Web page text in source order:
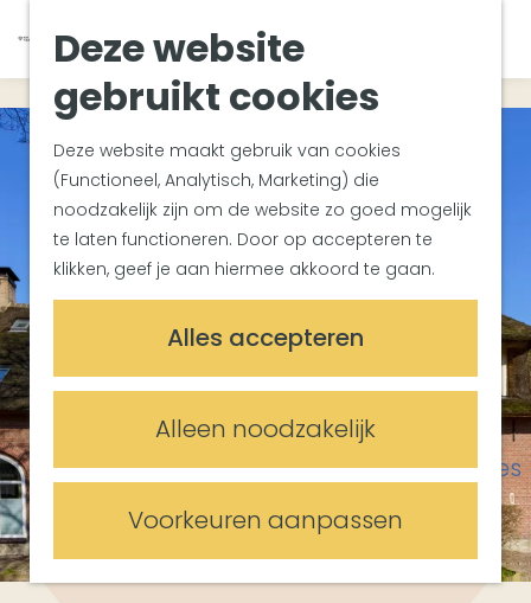
Deze website
gebruikt cookies
Deze website maakt gebruik van cookies
(Functioneel, Analytisch, Marketing) die
noodzakelijk zijn om de website zo goed mogelijk
te laten functioneren. Door op accepteren te
klikken, geef je aan hiermee akkoord te gaan.
Alles accepteren
Alleen noodzakelijk
Voorkeuren aanpassen
a
n
a
h
o
m
e
p
a
g
e
K
a
a
r
t
Z
o
e
k
e
n
M
e
u
Zuiderwaterlinie
Met groepen
Met kinderen
In de omgeving
Plan je bezoek
Bereikbaarheid
Overnachten
Plan op de kaart
Meetings & Events
Vergaderlocaties
Evenementenlocaties